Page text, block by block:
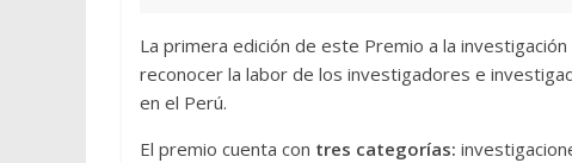
La primera edición de este Premio a la
reconocer la labor de los investigadores e
en el Perú.
El premio cuenta con tres categorías: